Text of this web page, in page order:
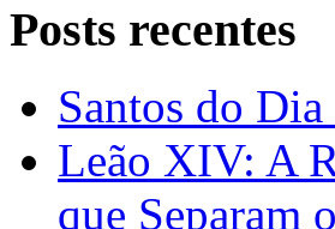
Posts recentes
Santos do
Leão XIV: A
que Separam